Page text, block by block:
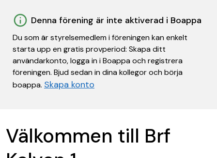
Denna förening är inte aktiverad i Boappa
Du som är styrelsemedlem i föreningen kan enkelt
starta upp en gratis provperiod: Skapa ditt
användarkonto, logga in i Boappa och registrera
föreningen. Bjud sedan in dina kollegor och börja
boappa. Skapa konto
Välkommen till Brf